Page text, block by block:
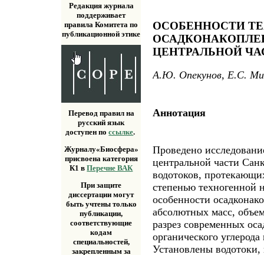
Редакция журнала
поддерживает
правила Комитета по
публикационной этике
Перевод правил на
русский язык
доступен поссылке.
Журналу«Биосфера»
присвоена категория
К1 вПеречне ВАК
При защите
диссертации могут
быть учтены только
публикации,
соответствующие
кодам
специальностей,
закрепленным за
ОСОБЕННОСТИ
ЦЕНТРАЛЬНОЙ
А.Ю. Опекунов, Е.С.
Аннотация
Проведено
центральной части
водотоков,
степенью техногенной
особенности
абсолютных масс,
разрез современных
органического
Установлены